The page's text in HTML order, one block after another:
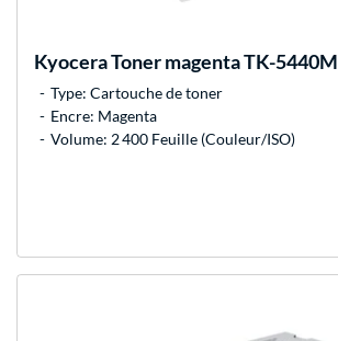
KyoceraToner magenta TK-5440M
Type: Cartouche de toner
Encre: Magenta
Volume: 2 400 Feuille (Couleur/ISO)